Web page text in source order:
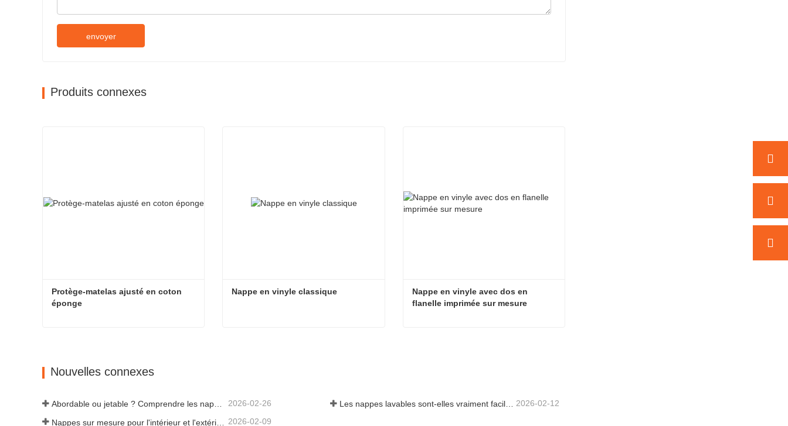
envoyer
Produits connexes
Protège-matelas ajusté en coton
éponge
Nappe en vinyle classique
Nappe en vinyle avec dos en
flanelle imprimée sur mesure
Nouvelles connexes
Abordable ou jetable ? Comprendre les nappes à prix réduit 2026-02-26 Les nappes lavables sont-elles vraiment faciles d'entretien ? À quoi s'attendre ? 2026-02-12
2026-02-09